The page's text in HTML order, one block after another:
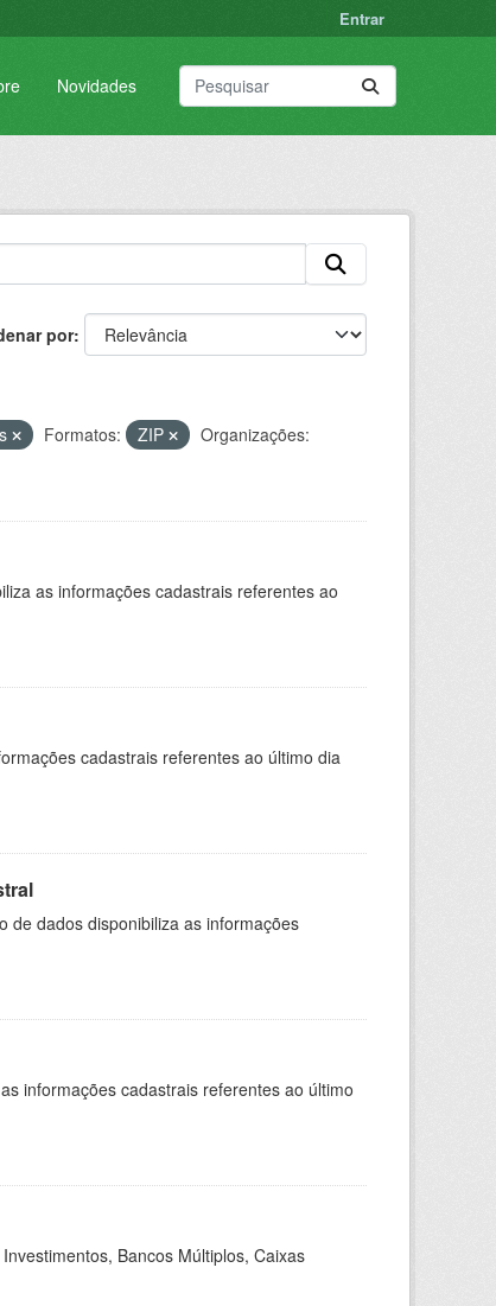
Entrar
Novidades
por
Formatos: ZIP
Organizações:
as informações cadastrais referentes ao
cadastrais referentes ao último dia
de dados disponibiliza as informações
informações cadastrais referentes ao último
Bancos Múltiplos, Caixas